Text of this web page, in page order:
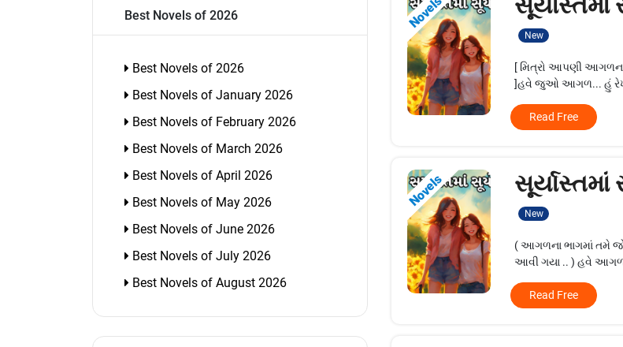
Best Novels of 2026
Best Novels of 2026
Best Novels of January 2026
Best Novels of February 2026
Best Novels of March 2026
Best Novels of April 2026
Best Novels of May 2026
Best Novels of June 2026
Best Novels of July 2026
Best Novels of August 2026
Novels
New
[ મિત્રો આપણી આગળના
]હવે જુઓ આગળ... હું
Read Free
Novels સૂર્યાસ્તમાં
New
( આગળના ભાગમાં તમે
આવી ગયા .. ) હવે
Read Free